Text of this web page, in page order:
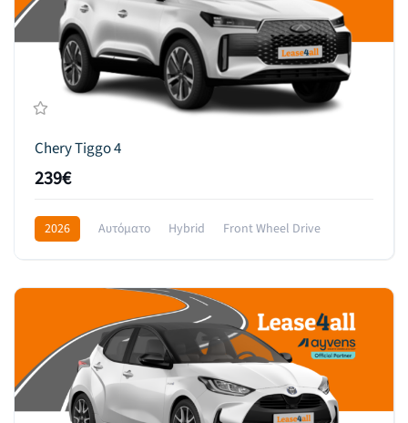
Chery Tiggo 4
239€
2026 Αυτόματο Hybrid
Front Wheel Drive